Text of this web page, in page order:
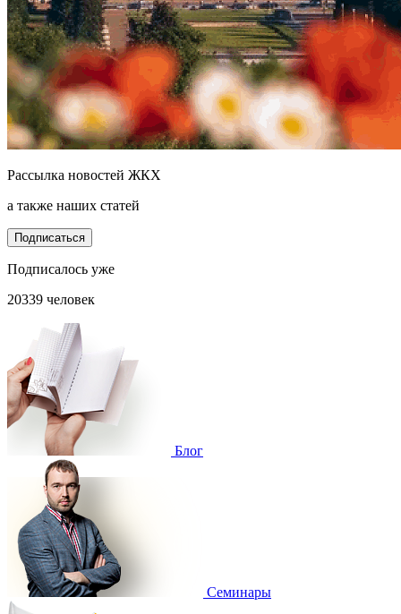
Рассылка новостей ЖКХ
а также наших статей
Подписаться
Подписалось уже
20339 человек
Блог
Cеминары